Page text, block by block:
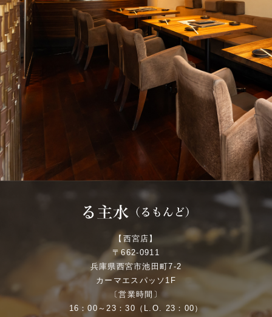
【西宮店】
〒662-0911
兵庫県西宮市池田町7-2
カーマエスパッソ1F
〔営業時間〕
16：00～23：30（L.O. 23：00）